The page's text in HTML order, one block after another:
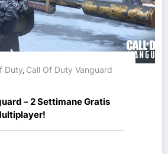
Duty, Call Of Duty Vanguard
– 2 Settimane Gratis